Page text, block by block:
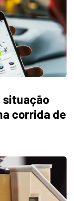
situação
corrida de